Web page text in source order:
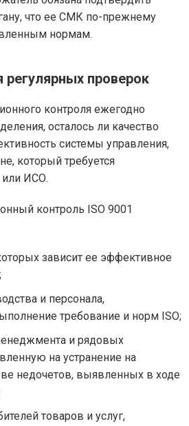
что ее СМК по-прежнему
нормам.
проверок
контроля ежегодно
осталось ли качество
системы управления,
который требуется
ИСО.
контроль ISO 9001
зависит ее эффективное
и персонала,
требование и норм ISO;
и рядовых
на устранение на
недочетов, выявленных в ходе
товаров и услуг,